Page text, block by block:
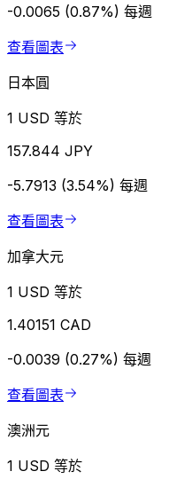
-0.0065 (0.87%) 每週
查看圖表
日本圓
1 USD 等於
157.844 JPY
-5.7913 (3.54%) 每週
查看圖表
加拿大元
1 USD 等於
1.40151 CAD
-0.0039 (0.27%) 每週
查看圖表
澳洲元
1 USD 等於